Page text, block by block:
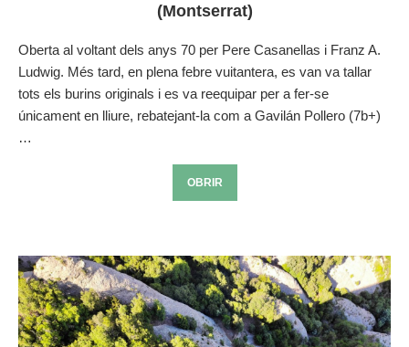
(Montserrat)
Oberta al voltant dels anys 70 per Pere Casanellas i Franz A.
Ludwig. Més tard, en plena febre vuitantera, es van va tallar
tots els burins originals i es va reequipar per a fer-se
únicament en lliure, rebatejant-la com a Gavilán Pollero (7b+)
…
OBRIR